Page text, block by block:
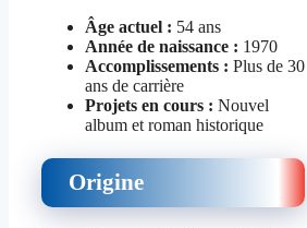
Âge actuel : 54 ans
Année de naissance : 1970
Accomplissements : Plus de 30
ans de carrière
Projets en cours : Nouvel
album et roman historique
Origine